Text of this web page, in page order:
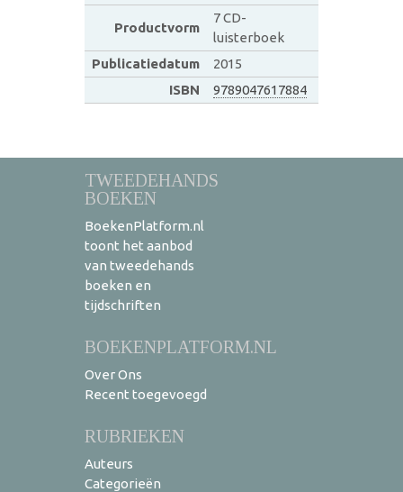
Productvorm
7 CD-
luisterboek
Publicatiedatum
2015
ISBN
9789047617884
TWEEDEHANDS
BOEKEN
BoekenPlatform.nl
toont het aanbod
van tweedehands
boeken en
tijdschriften
BOEKENPLATFORM.NL
Over Ons
Recent toegevoegd
RUBRIEKEN
Auteurs
Categorieën